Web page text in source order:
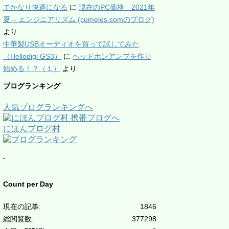
でかなり快適になる に 現在のPC価格 2021年
夏 – エンジニアリズム (cumeles.comのブログ)
より
中華製USBオーディオを買って試してみた
（Hellodigi GS3）
に ヘッドホンアンプを作り
始める！？（１）
より
ブログランキング
人気ブログランキングへ
にほんブログ村
.
Count per Day
1846
現在の記事:
377298
総閲覧数: